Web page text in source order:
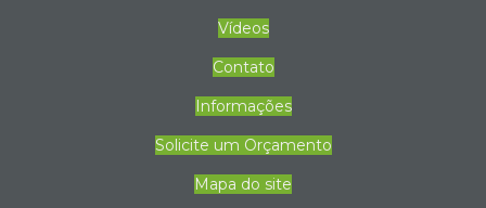
Vídeos
Contato
Informações
Solicite um Orçamento
Mapa do site